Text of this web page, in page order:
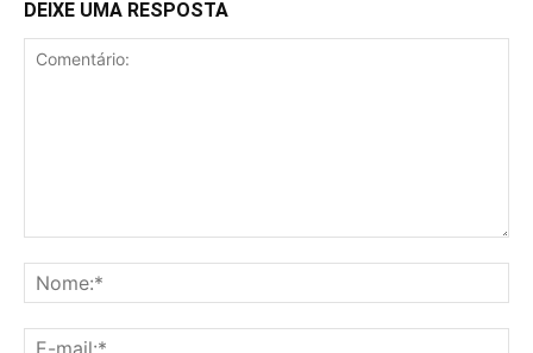
DEIXE UMA RESPOSTA